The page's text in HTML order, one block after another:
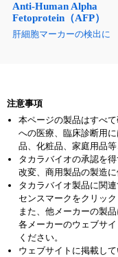
Anti-Human Alpha
Fetoprotein（AFP）
肝細胞マーカーの検出に
注意事項
本ページの製品はすべ
への医療、臨床診断用
品、化粧品、家庭用品
タカラバイオの承認を
改変、商用製品の製造
タカラバイオ製品に関
センスマークをクリッ
また、他メーカーの製
各メーカーのウェブサ
ください。
ウェブサイトに掲載し